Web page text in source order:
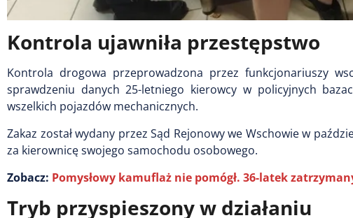
Kontrola ujawniła przestępstwo
Kontrola drogowa przeprowadzona przez funkcjonariuszy
sprawdzeniu danych 25-letniego kierowcy w policyjnych
wszelkich pojazdów mechanicznych.
Zakaz został wydany przez Sąd Rejonowy we Wschowie w
za kierownicę swojego samochodu osobowego.
Zobacz: Pomysłowy kamuflaż nie pomógł. 36-latek
Tryb przyspieszony w działaniu